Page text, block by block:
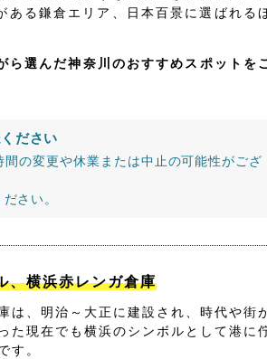
ある鎌倉エリア、日本百景に選ばれる
ら選んだ神奈川のおすすめスポットを
ださい
の変更や休業または中止の可能性がござ
さい。
、横浜赤レンガ倉庫
は、明治～大正に建設され、時代や街
た現在でも横浜のシンボルとして港に
す。